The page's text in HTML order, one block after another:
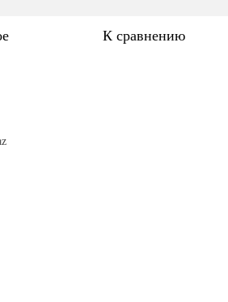
К сравнению